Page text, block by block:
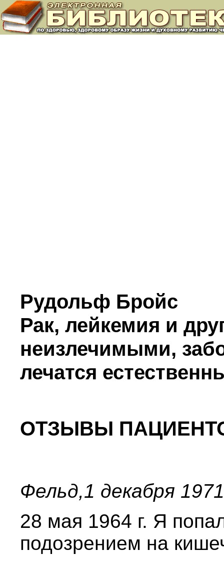
Рудольф Бройс
Рак, лейкемия и
неизлечимыми,
лечатся
ОТЗЫВЫ
Фельд,1 декабря
28 мая 1964 г. Я
подозрением на